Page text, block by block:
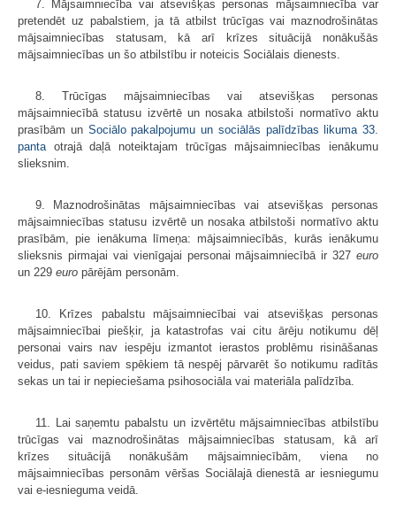
7. Mājsaimniecība vai atsevišķas personas mājsaimniecība var
pretendēt uz pabalstiem, ja tā atbilst trūcīgas vai maznodrošinātas
mājsaimniecības statusam, kā arī krīzes situācijā nonākušās
mājsaimniecības un šo atbilstību ir noteicis Sociālais dienests.
8. Trūcīgas mājsaimniecības vai atsevišķas personas
mājsaimniecībā statusu izvērtē un nosaka atbilstoši normatīvo aktu
prasībām un Sociālo pakalpojumu un sociālās palīdzības likuma 33.
pantaotrajā daļā noteiktajam trūcīgas mājsaimniecības ienākumu
slieksnim.
9. Maznodrošinātas mājsaimniecības vai atsevišķas personas
mājsaimniecības statusu izvērtē un nosaka atbilstoši normatīvo aktu
prasībām, pie ienākuma līmeņa: mājsaimniecībās, kurās ienākumu
slieksnis pirmajai vai vienīgajai personai mājsaimniecībā ir 327 euro
un 229 euro pārējām personām.
10. Krīzes pabalstu mājsaimniecībai vai atsevišķas personas
mājsaimniecībai piešķir, ja katastrofas vai citu ārēju notikumu dēļ
personai vairs nav iespēju izmantot ierastos problēmu risināšanas
veidus, pati saviem spēkiem tā nespēj pārvarēt šo notikumu radītās
sekas un tai ir nepieciešama psihosociāla vai materiāla palīdzība.
11. Lai saņemtu pabalstu un izvērtētu mājsaimniecības atbilstību
trūcīgas vai maznodrošinātas mājsaimniecības statusam, kā arī
krīzes situācijā nonākušām mājsaimniecībām, viena no
mājsaimniecības personām vēršas Sociālajā dienestā ar iesniegumu
vai e-iesnieguma veidā.